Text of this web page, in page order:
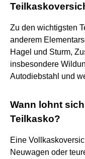
Zu den wichtigsten
anderem
Hagel und Sturm,
insbesondere
Autodiebstahl und
Wann lohnt
Teilkasko?
Eine
Neuwagen oder